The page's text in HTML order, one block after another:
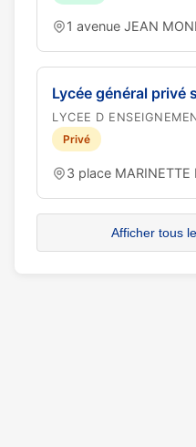
1 avenue JEAN
Lycée général privé
LYCEE D
Privé
3 place
Afficher tous